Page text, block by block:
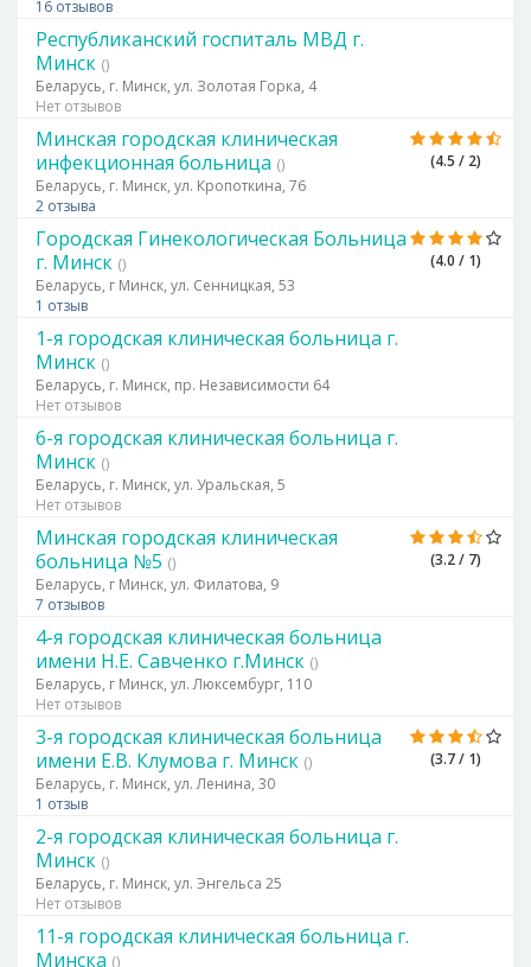
16 отзывов
Республиканский госпиталь МВД г.
Минск ()
Беларусь, г. Минск, ул. Золотая Горка, 4
Нет отзывов
(4.5 / 2)
Минская городская клиническая
инфекционная больница ()
Беларусь, г. Минск, ул. Кропоткина, 76
2 отзыва
(4.0 / 1)
Городская Гинекологическая Больница
г. Минск ()
Беларусь, г Минск, ул. Сенницкая, 53
1 отзыв
1-я городская клиническая больница г.
Минск ()
Беларусь, г. Минск, пр. Независимости 64
Нет отзывов
6-я городская клиническая больница г.
Минск ()
Беларусь, г. Минск, ул. Уральская, 5
Нет отзывов
(3.2 / 7)
Минская городская клиническая
больница №5 ()
Беларусь, г Минск, ул. Филатова, 9
7 отзывов
4-я городская клиническая больница
имени Н.Е. Савченко г.Минск ()
Беларусь, г Минск, ул. Люксембург, 110
Нет отзывов
(3.7 / 1)
3-я городская клиническая больница
имени Е.В. Клумова г. Минск ()
Беларусь, г. Минск, ул. Ленина, 30
1 отзыв
2-я городская клиническая больница г.
Минск ()
Беларусь, г. Минск, ул. Энгельса 25
Нет отзывов
11-я городская клиническая больница г.
Минска ()